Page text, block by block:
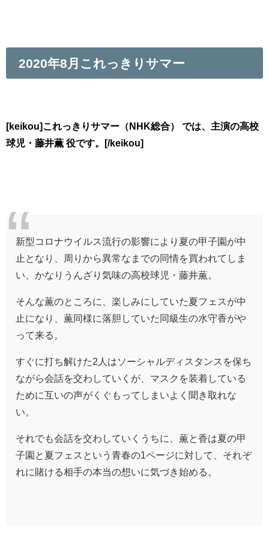
2020年8月これっきりサマー
[keikou]これっきりサマー（NHK総合） では、主演の高校
球児・藤井薫 役です。[/keikou]
新型コロナウイルス流行の影響により夏の甲子園が中
止となり、周りから異常なまでの同情を買われてしま
い、かなりうんざり気味の高校球児・藤井薫。
そんな薫のところに、楽しみにしていた夏フェスが中
止になり、薫同様に落胆していた同級生の水守香がや
って来る。
すぐに打ち解けた2人はソーシャルディスタンスを保ち
ながら会話を交わしていくが、マスクを装着している
ために互いの声がくぐもってしまいよく聞き取れな
い。
それでも会話を交わしていくうちに、薫と香は夏の甲
子園と夏フェスという青春の1ページに対して、それぞ
れに賭ける相手の本当の想いに気づき始める。